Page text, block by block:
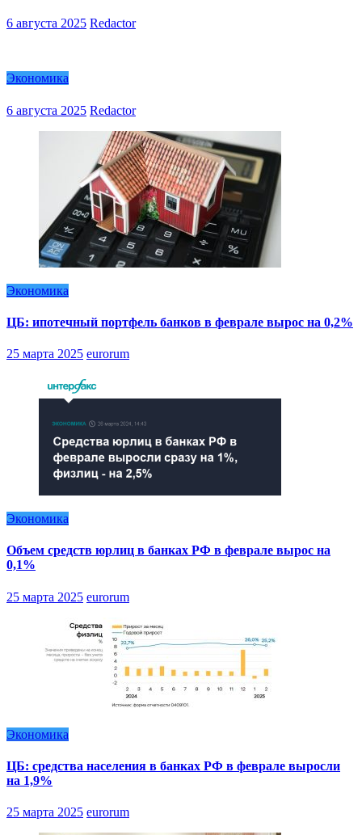
6 августа 2025 Redactor
Экономика
6 августа 2025 Redactor
Экономика
ЦБ: ипотечный портфель банков в феврале вырос на 0,2%
25 марта 2025 eurorum
Экономика
Объем средств юрлиц в банках РФ в феврале вырос на
0,1%
25 марта 2025 eurorum
Экономика
ЦБ: средства населения в банках РФ в феврале выросли
на 1,9%
25 марта 2025 eurorum